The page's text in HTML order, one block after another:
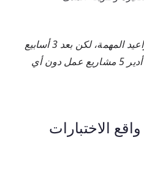
“كنت أعاني من نسيان المواعيد المهمة، لكن بعد 3 أسابيع
من التلاوة اليومية، أصبحت أدير 5 مشاريع عمل دون أي
الاختبارات